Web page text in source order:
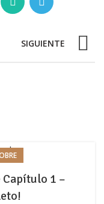
SIGUIENTE
Capítulo 1 –